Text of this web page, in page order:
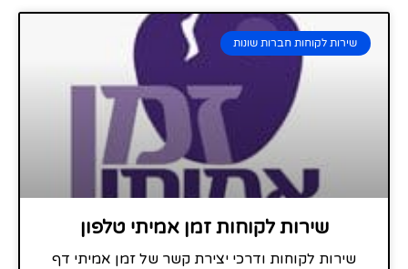
שירות לקוחות חברות שונות
שירות לקוחות זמן אמיתי טלפון
שירות לקוחות ודרכי יצירת קשר של זמן אמיתי דף